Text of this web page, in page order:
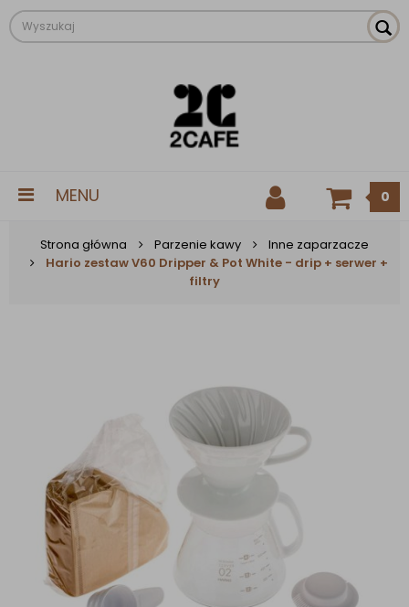
MENU 0
Strona główna Parzenie kawy
Inne zaparzacze
Hario zestaw V60 Dripper & Pot White - drip + serwer +
filtry